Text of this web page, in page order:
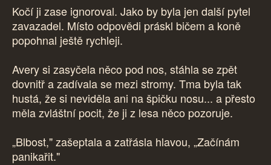
Kočí ji zase ignoroval. Jako by byla jen další pytel
zavazadel. Místo odpovědi práskl bičem a koně
popohnal ještě rychleji.
Avery si zasyčela něco pod nos, stáhla se zpět
dovnitř a zadívala se mezi stromy. Tma byla tak
hustá, že si neviděla ani na špičku nosu... a přesto
měla zvláštní pocit, že ji z lesa něco pozoruje.
„Blbost," zašeptala a zatřásla hlavou, „Začínám
panikařit."